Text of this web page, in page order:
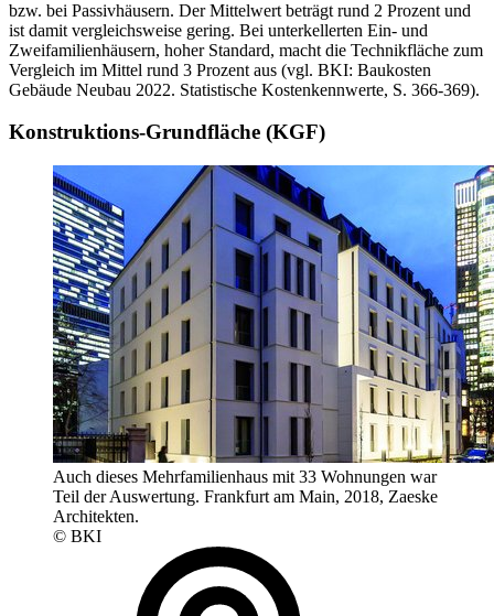
bzw. bei Passivhäusern. Der Mittelwert beträgt rund 2 Prozent und
ist damit vergleichsweise gering. Bei unterkellerten Ein- und
Zweifamilienhäusern, hoher Standard, macht die Technikfläche zum
Vergleich im Mittel rund 3 Prozent aus (vgl. BKI: Baukosten
Gebäude Neubau 2022. Statistische Kostenkennwerte, S. 366-369).
Konstruktions-Grundfläche (KGF)
Auch dieses Mehrfamilienhaus mit 33 Wohnungen war
Teil der Auswertung. Frankfurt am Main, 2018, Zaeske
Architekten.
© BKI